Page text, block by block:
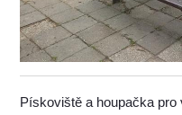
Pískoviště a houpačka